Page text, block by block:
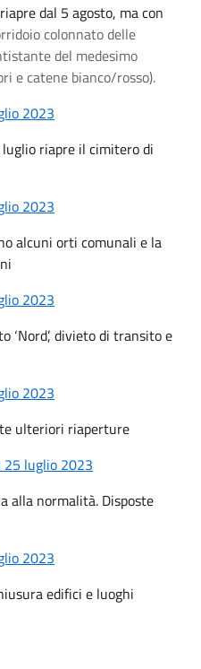
dal 5 agosto, ma con
colonnato delle
del medesimo
e catene bianco/rosso).
2023
riapre il cimitero di
2023
alcuni orti comunali e la
2023
‘Nord’, divieto di transito e
2023
ulteriori riaperture
25 luglio 2023
alla normalità. Disposte
2023
edifici e luoghi